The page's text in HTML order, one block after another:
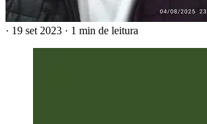
· 19 set 2023 · 1 min de leitura